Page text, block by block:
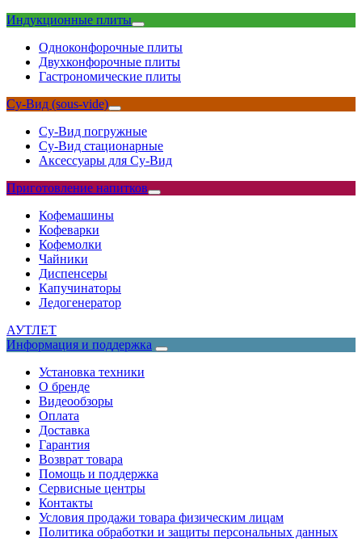
Индукционные плиты
Одноконфорочные плиты
Двухконфорочные плиты
Гастрономические плиты
Су-Вид (sous-vide)
Су-Вид погружные
Су-Вид стационарные
Аксессуары для Су-Вид
Приготовление напитков
Кофемашины
Кофеварки
Кофемолки
Чайники
Диспенсеры
Капучинаторы
Ледогенератор
АУТЛЕТ
Информация и поддержка
Установка техники
О бренде
Видеообзоры
Оплата
Доставка
Гарантия
Возврат товара
Помощь и поддержка
Сервисные центры
Контакты
Условия продажи товара физическим лицам
Политика обработки и защиты персональных данных